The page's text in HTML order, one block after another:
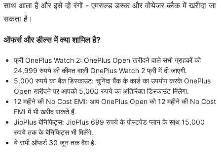
साथ आता है और इसे दो रंगों - एमराल्ड डस्क और वोयेजर ब्लैक में खरीदा जा
सकता है।
ऑफर्स और डील्स में क्या शामिल है?
फ्री OnePlus Watch 2: OnePlus Open खरीदने वाले सभी ग्राहकों को
24,999 रुपये की कीमत वाली OnePlus Watch 2 फ्री में दी जाएगी.
5,000 रुपये का बैंक डिस्काउंट: चुनिंदा बैंक के कार्ड का उपयोग करके OnePlus
Open खरीदने पर आपको 5,000 रुपये का अतिरिक्त डिस्काउंट मिलेगा.
12 महीने की No Cost EMI: आप OnePlus Open को 12 महीने की No Cost
EMI में भी खरीद सकते हैं.
JioPlus बेनिफिट्स: JioPlus 699 रुपये के पोस्टपेड प्लान के साथ 15,000
रुपये तक के बेनिफिट्स भी मिलेंगे.
ये सभी ऑफर्स 30 जून तक वैध हैं.